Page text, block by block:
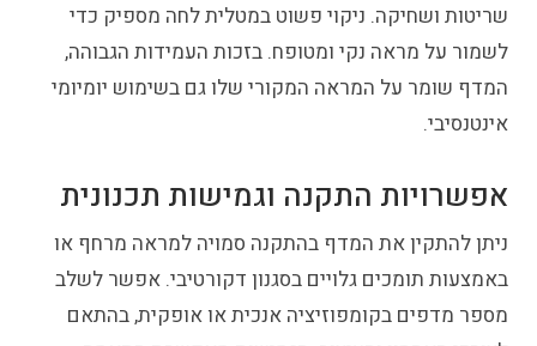
שריטות ושחיקה. ניקוי פשוט במטלית לחה מספיק כדי
לשמור על מראה נקי ומטופח. בזכות העמידות הגבוהה,
המדף שומר על המראה המקורי שלו גם בשימוש יומיומי
אינטנסיבי.
אפשרויות התקנה וגמישות תכנונית
ניתן להתקין את המדף בהתקנה סמויה למראה מרחף או
באמצעות תומכים גלויים בסגנון דקורטיבי. אפשר לשלב
מספר מדפים בקומפוזיציה אנכית או אופקית, בהתאם